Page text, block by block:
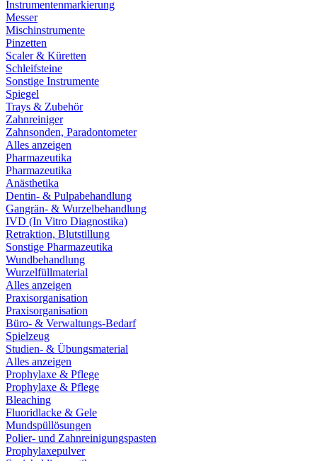
Instrumentenmarkierung
Messer
Mischinstrumente
Pinzetten
Scaler & Küretten
Schleifsteine
Sonstige Instrumente
Spiegel
Trays & Zubehör
Zahnreiniger
Zahnsonden, Paradontometer
Alles anzeigen
Pharmazeutika
Pharmazeutika
Anästhetika
Dentin- & Pulpabehandlung
Gangrän- & Wurzelbehandlung
IVD (In Vitro Diagnostika)
Retraktion, Blutstillung
Sonstige Pharmazeutika
Wundbehandlung
Wurzelfüllmaterial
Alles anzeigen
Praxisorganisation
Praxisorganisation
Büro- & Verwaltungs-Bedarf
Spielzeug
Studien- & Übungsmaterial
Alles anzeigen
Prophylaxe & Pflege
Prophylaxe & Pflege
Bleaching
Fluoridlacke & Gele
Mundspüllösungen
Polier- und Zahnreinigungspasten
Prophylaxepulver